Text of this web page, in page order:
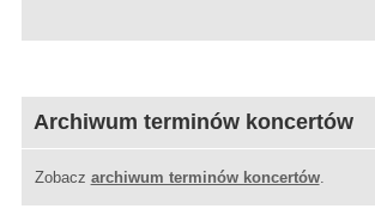
Archiwum terminów koncertów
Zobacz archiwum terminów koncertów.